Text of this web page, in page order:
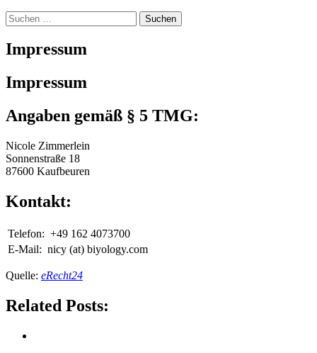
Suchen
nach:
Impressum
Impressum
Angaben gemäß § 5 TMG:
Nicole Zimmerlein
Sonnenstraße 18
87600 Kaufbeuren
Kontakt:
Telefon: +49 162 4073700
E-Mail: nicy (at) biyology.com
Quelle: eRecht24
Related Posts: